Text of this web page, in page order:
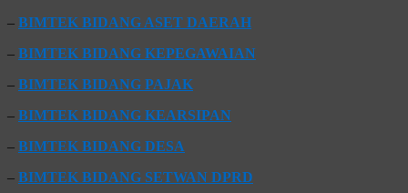
– BIMTEK BIDANG ASET DAERAH
– BIMTEK BIDANG KEPEGAWAIAN
– BIMTEK BIDANG PAJAK
– BIMTEK BIDANG KEARSIPAN
– BIMTEK BIDANG DESA
– BIMTEK BIDANG SETWAN DPRD